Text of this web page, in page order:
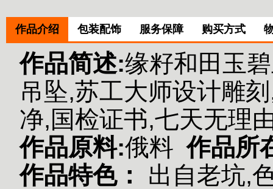
作品介绍 包装配饰 服务保障 购买方式
作品简述:缘籽和田玉
吊坠,苏工大师设计雕
净,国检证书,七天无理
作品原料:俄料 作品所
作品特色：
出自老坑,